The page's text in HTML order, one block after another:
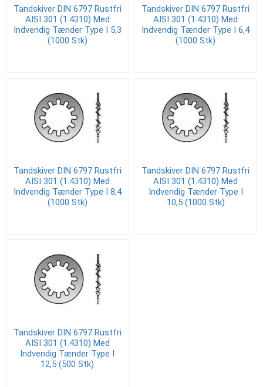
Tandskiver DIN 6797 Rustfri
AISI 301 (1.4310) Med
Indvendig Tænder Type I 5,3
(1000 Stk)
Tandskiver DIN 6797 Rustfri
AISI 301 (1.4310) Med
Indvendig Tænder Type I 6,4
(1000 Stk)
Tandskiver DIN 6797 Rustfri
AISI 301 (1.4310) Med
Indvendig Tænder Type I 8,4
(1000 Stk)
Tandskiver DIN 6797 Rustfri
AISI 301 (1.4310) Med
Indvendig Tænder Type I
10,5 (1000 Stk)
Tandskiver DIN 6797 Rustfri
AISI 301 (1.4310) Med
Indvendig Tænder Type I
12,5 (500 Stk)